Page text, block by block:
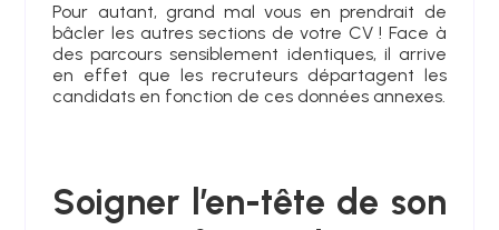
Pour autant, grand mal vous en prendrait de
bâcler les autres sections de votre CV ! Face à
des parcours sensiblement identiques, il arrive
en effet que les recruteurs départagent les
candidats en fonction de ces données annexes.
Soigner l’en-tête de son